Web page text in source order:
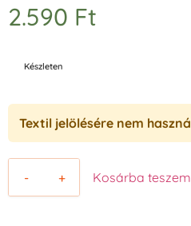
2.590 Ft
Készleten
Textil jelölésére nem
- + Kosárba teszem